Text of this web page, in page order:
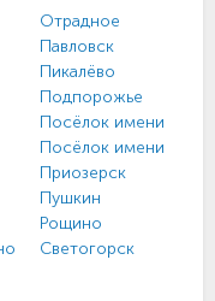
Отрадное
Павловск
Пикалёво
Подпорожье
Посёлок имени
Посёлок имени
Приозерск
Пушкин
Рощино
Светогорск